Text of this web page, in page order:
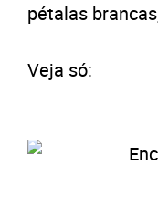
pétalas
Veja só: